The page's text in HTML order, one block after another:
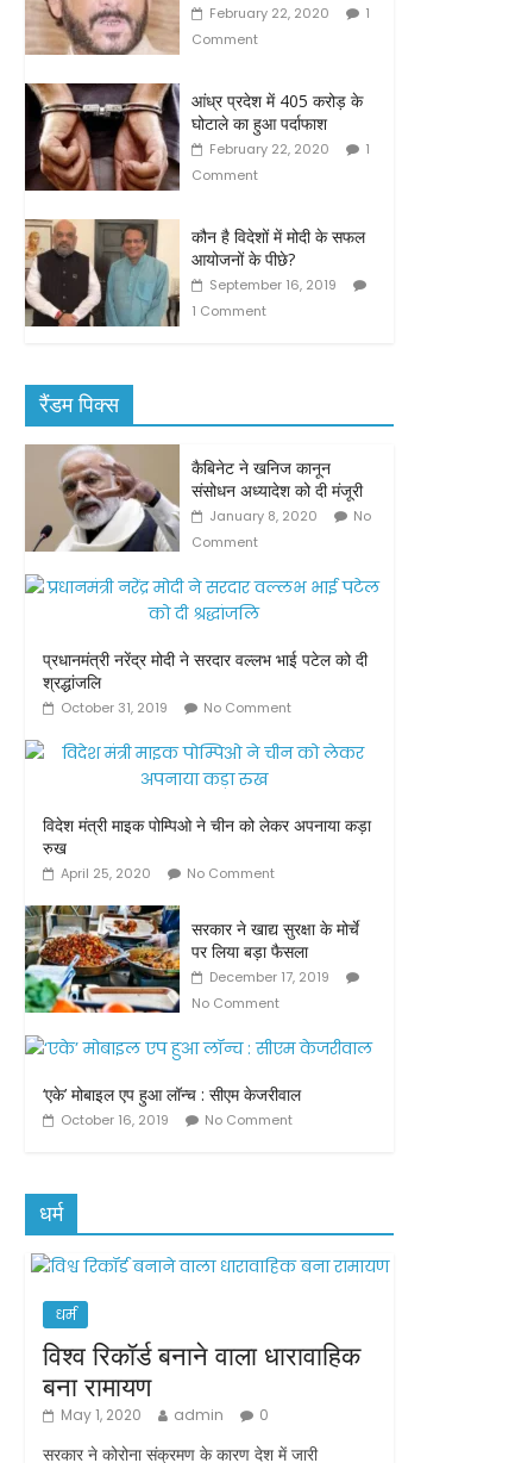
February 22, 2020
1
Comment
आंध्र प्रदेश में 405 करोड़ के
घोटाले का हुआ पर्दाफाश
February 22, 2020
1
Comment
कौन है विदेशों में मोदी के सफल
आयोजनों के पीछे?
September 16, 2019
1 Comment
रैंडम पिक्स
कैबिनेट ने खनिज कानून
संसोधन अध्यादेश को दी मंजूरी
January 8, 2020
No
Comment
प्रधानमंत्री नरेंद्र मोदी ने सरदार वल्लभ भाई पटेल को दी
श्रद्धांजलि
October 31, 2019 No Comment
विदेश मंत्री माइक पोम्पिओ ने चीन को लेकर अपनाया कड़ा
रुख
April 25, 2020 No Comment
सरकार ने खाद्य सुरक्षा के मोर्चे
पर लिया बड़ा फैसला
December 17, 2019
No Comment
‘एके’ मोबाइल एप हुआ लॉन्च : सीएम केजरीवाल
October 16, 2019 No Comment
धर्म
धर्म
विश्व रिकॉर्ड बनाने वाला धारावाहिक
बना रामायण
May 1, 2020 admin 0
सरकार ने कोरोना संक्रमण के कारण देश में जारी